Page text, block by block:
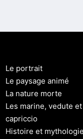
Le portrait
Le paysage animé
La nature morte
Les marine, vedute et
capriccio
Histoire et mythologie